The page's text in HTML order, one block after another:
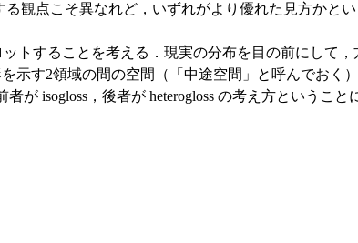
観点こそ異なれど，いずれがより優れた見方かと
することを考える．現実の分布を目の前にして
す2領域の間の空間（「中途空間」と呼んでおく
isogloss，後者が heterogloss の考え方ということ